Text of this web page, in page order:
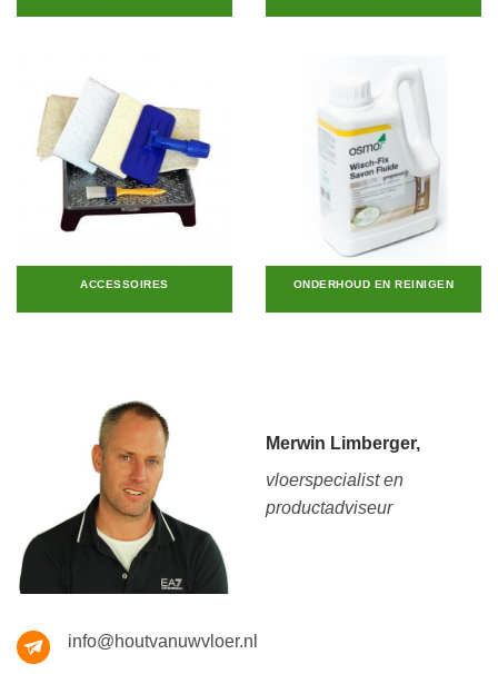
ACCESSOIRES ONDERHOUD EN REINIGEN
Merwin Limberger,
vloerspecialist en
productadviseur
info@houtvanuwvloer.nl